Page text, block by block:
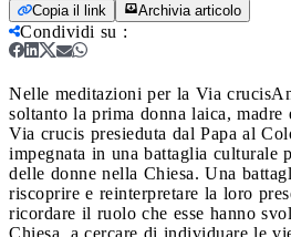
Copia il link Archivia articolo
Condividi su :
Nelle meditazioni per la Via crucis
soltanto la prima donna laica, madre
Via crucis presieduta dal Papa al
impegnata in una battaglia culturale
delle donne nella Chiesa. Una
riscoprire e reinterpretare la loro
ricordare il ruolo che esse hanno
Chiesa, a cercare di individuare le